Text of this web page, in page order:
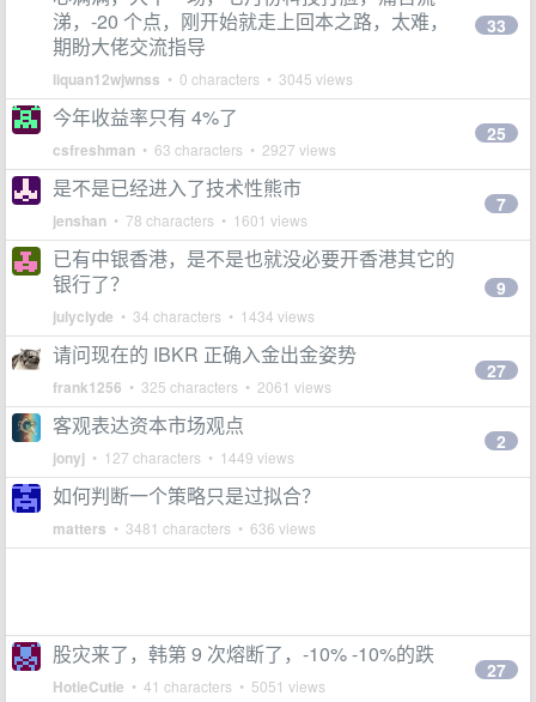
涕，-20 个点，刚开始就走上回本之路，太难，
期盼大佬交流指导
liquan12wjwnss • 0 characters • 3045 views
33
今年收益率只有 4%了
csfreshman • 63 characters • 2927 views
25
是不是已经进入了技术性熊市
jenshan • 78 characters • 1601 views
7
已有中银香港，是不是也就没必要开香港其它的
银行了？
julyclyde • 34 characters • 1434 views
9
请问现在的 IBKR 正确入金出金姿势
frank1256 • 325 characters • 2061 views
27
客观表达资本市场观点
jonyj • 127 characters • 1449 views
2
如何判断一个策略只是过拟合？
matters • 3481 characters • 636 views
股灾来了，韩第 9 次熔断了，-10% -10%的跌
HotieCutie • 41 characters • 5051 views
27